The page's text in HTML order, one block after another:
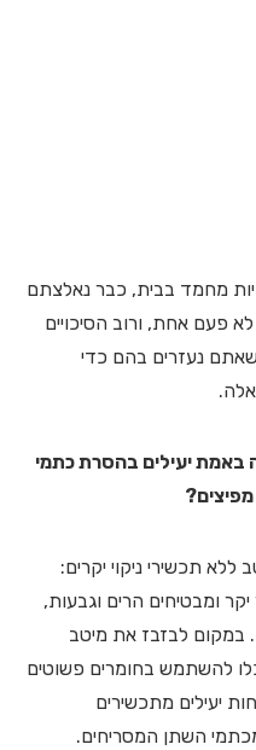
מחמד בבית, כבר נאלצתם
פעם אחת, ורוב הסיכויים
שאתם נעזרים בהם כדי
באמת יעילים בהסרת כתמי
תכשירי ניקוי יקרים:
ומבטיחים הרים וגבעות,
לבזבז את מיטב
להשתמש בחומרים פשוטים
יעילים מתכשירים
השתן המסריחים.